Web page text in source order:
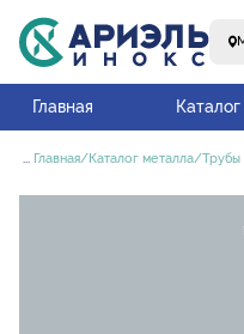
Главная
... Главная Каталог металла